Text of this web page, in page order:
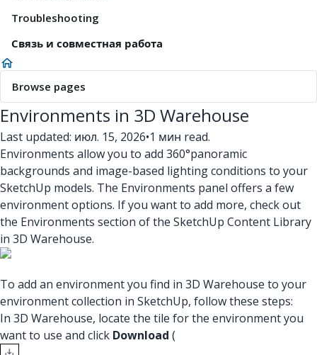
Troubleshooting
Связь и совместная работа
Browse pages
Environments in 3D Warehouse
Last updated: июл. 15, 2026•1 мин read.
Environments allow you to add 360°panoramic
backgrounds and image-based lighting conditions to your
SketchUp models. The Environments panel offers a few
environment options. If you want to add more, check out
the Environments section of the SketchUp Content Library
in 3D Warehouse.
To add an environment you find in 3D Warehouse to your
environment collection in SketchUp, follow these steps:
In 3D Warehouse, locate the tile for the environment you
want to use and click Download (